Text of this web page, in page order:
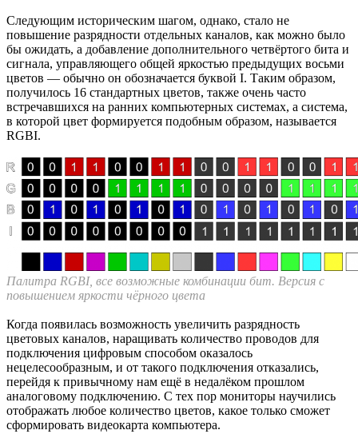
Следующим историческим шагом, однако, стало не
повышение разрядности отдельных каналов, как можно было
бы ожидать, а добавление дополнительного четвёртого бита и
сигнала, управляющего общей яркостью предыдущих восьми
цветов — обычно он обозначается буквой I. Таким образом,
получилось 16 стандартных цветов, также очень часто
встречавшихся на ранних компьютерных системах, а система,
в которой цвет формируется подобным образом, называется
RGBI.
Палитра RGBI, все возможные комбинации бит. Версия с
повышением яркости чёрного цвета
Когда появилась возможность увеличить разрядность
цветовых каналов, наращивать количество проводов для
подключения цифровым способом оказалось
нецелесообразным, и от такого подключения отказались,
перейдя к привычному нам ещё в недалёком прошлом
аналоговому подключению. С тех пор мониторы научились
отображать любое количество цветов, какое только сможет
сформировать видеокарта компьютера.